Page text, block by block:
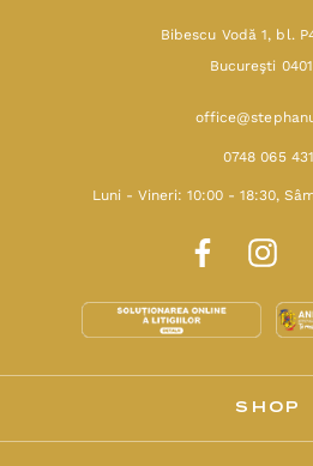
Bibescu Vodă 1, bl.
Bucureşti
0748 065 431
Luni - Vineri: 10:00 - 18:30,
SHOP